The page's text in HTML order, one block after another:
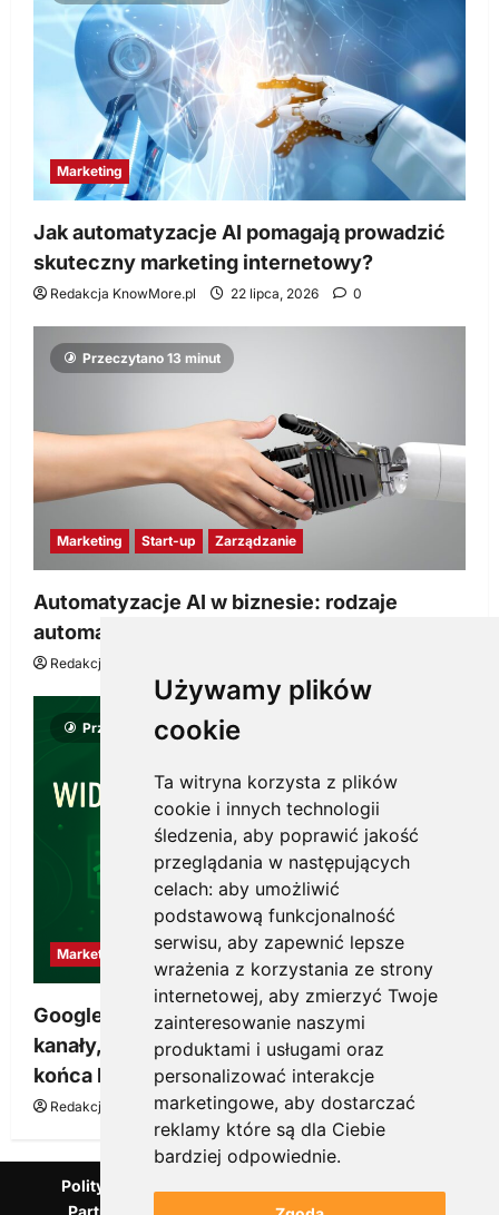
Używamy plików
cookie
Ta witryna korzysta z plików
cookie i innych technologii
śledzenia, aby poprawić jakość
przeglądania w następujących
celach: aby umożliwić
podstawową funkcjonalność
serwisu, aby zapewnić lepsze
wrażenia z korzystania ze strony
internetowej, aby zmierzyć Twoje
zainteresowanie naszymi
produktami i usługami oraz
personalizować interakcje
marketingowe, aby dostarczać
reklamy które są dla Ciebie
bardziej odpowiednie.
Marketing
Jak automatyzacje AI pomagają prowadzić
skuteczny marketing internetowy?
Redakcja KnowMore.pl 22 lipca, 2026 0
Przeczytano 13 minut
Marketing Start-up Zarządzanie
Automatyzacje AI w biznesie: rodzaje
automatyzacji i korzyści dla Twojej firmy
Redakcja KnowMore.pl
Przeczytano 8 minut
Marketing
Google Ads, SEO i analityka – jak połączyć
kanały, żeby reklama pracowała dłużej niż do
końca budżetu
Redakcja KnowMore.pl 20 marca, 2026 0
Polityka Prywatności